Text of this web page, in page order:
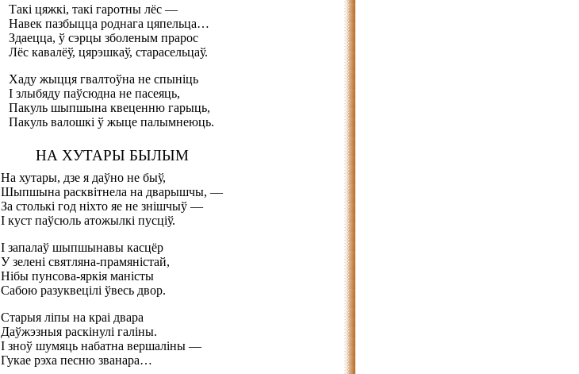
Такі цяжкі, такі гаротны лёс —
Навек пазбыцца роднага цяпельца…
Здаецца, ў сэрцы зболеным прарос
Лёс кавалёў, цярэшкаў, старасельцаў.
Хаду жыцця гвалтоўна не спыніць
І злыбяду паўсюдна не пасеяць,
Пакуль шыпшына квеценню гарыць,
Пакуль валошкі ў жыце палымнеюць.
НА ХУТАРЫ БЫЛЫМ
На хутары, дзе я даўно не быў,
Шыпшына расквітнела на дварышчы, —
За столькі год ніхто яе не знішчыў —
І куст паўсюль атожылкі пусціў.
І запалаў шыпшынавы касцёр
У зелені святляна-прамяністай,
Нібы пунсова-яркія маністы
Сабою разуквецілі ўвесь двор.
Старыя ліпы на краі двара
Даўжэзныя раскінулі галіны.
І зноў шумяць набатна вершаліны —
Гукае рэха песню званара…